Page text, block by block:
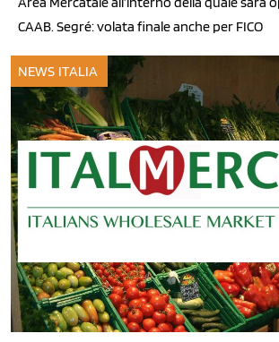
CAAB. Segré: volata finale anche per FICO
NEWS ITALIA